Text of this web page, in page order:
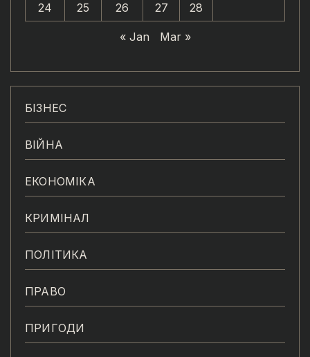
24
25 26 27 28
« Jan Mar »
БІЗНЕС
ВІЙНА
ЕКОНОМІКА
КРИМІНАЛ
ПОЛІТИКА
ПРАВО
ПРИГОДИ